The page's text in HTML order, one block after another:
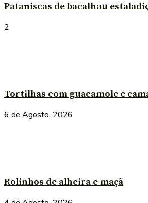
Pataniscas de bacalhau
2
Tortilhas com guacamole e
6 de Agosto, 2026
Rolinhos de alheira e maçã